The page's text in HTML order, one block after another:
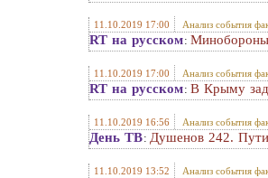
11.10.2019 17:00 Анализ события
RT на русском: Минобороны
11.10.2019 17:00 Анализ события
RT на русском: В Крыму
11.10.2019 16:56 Анализ события
День ТВ: Душенов 242.
11.10.2019 13:52 Анализ события